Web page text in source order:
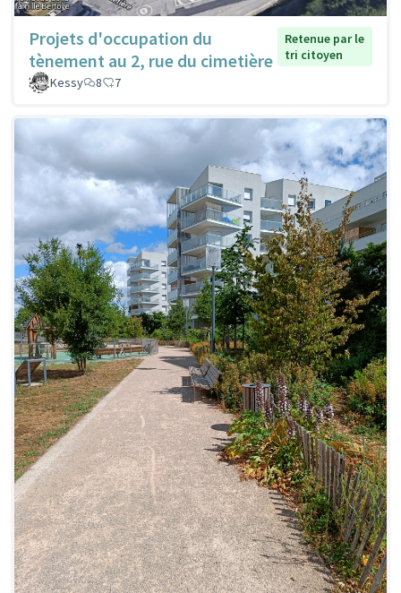
Projets d'occupation du
tènement au 2, rue du cimetière
Retenue par le
tri citoyen
Kessy
8 7